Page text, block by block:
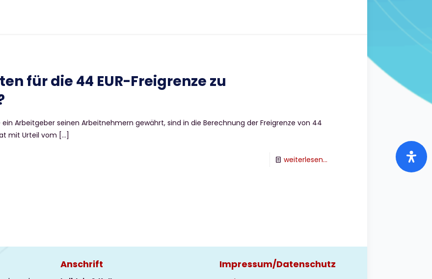
für die 44 EUR-Freigrenze zu
Arbeitgeber seinen Arbeitnehmern gewährt, sind in die Berechnung der Freigrenze von 44
mit Urteil vom […]
weiterlesen...
EUR-
Freigrenze
Anschrift Impressum/Datenschutz